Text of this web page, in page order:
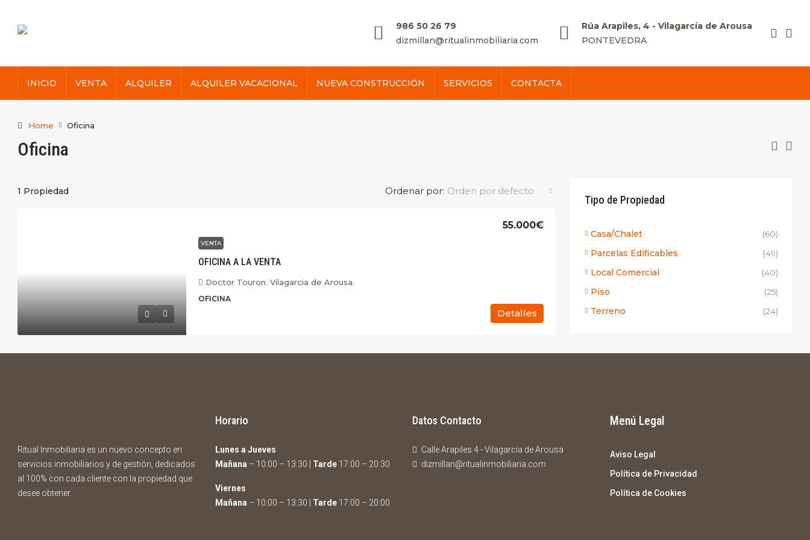
986 50 26 79
dizmillan@ritualinmobiliaria.com
Rúa Arapiles, 4 - Vilagarcía de Arousa
PONTEVEDRA
INICIO VENTA ALQUILER ALQUILER VACACIONAL NUEVA CONSTRUCCIÓN SERVICIOS CONTACTA
Home Oficina
Oficina
1 Propiedad Ordenar por: Orden por defecto
VENTA
OFICINA A LA VENTA
55.000€
Doctor Touron. Vilagarcia de Arousa.
OFICINA
Detalles
Tipo de Propiedad
Casa/Chalet
(60)
Parcelas Edificables
(49)
Local Comercial
(40)
Piso
(25)
Terreno
(24)
Ritual Inmobiliaria es un nuevo concepto en
servicios inmobiliarios y de gestión, dedicados
al 100% con cada cliente con la propiedad que
desee obtener.
Horario
Lunes a Jueves
Mañana – 10:00 – 13:30 | Tarde17:00 – 20:30
Viernes
Mañana – 10:00 – 13:30 | Tarde17:00 – 20:00
Datos Contacto
Calle Arapiles 4 - Vilagarcía de Arousa
dizmillan@ritualinmobiliaria.com
Menú Legal
Aviso Legal
Política de Privacidad
Política de Cookies